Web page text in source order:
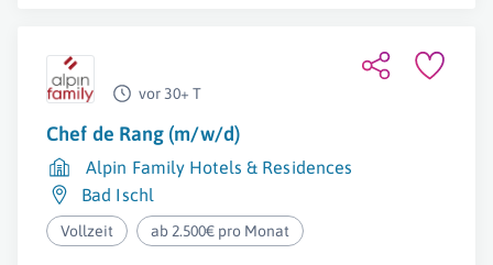
vor 30+ T
Chef de Rang (m/w/d)
Alpin Family Hotels & Residences
Bad Ischl
Vollzeit ab 2.500€ pro Monat